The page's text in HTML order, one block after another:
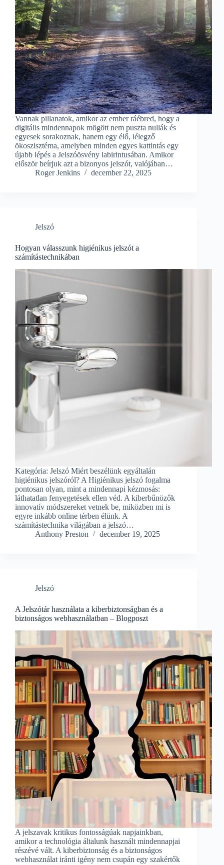
Vannak pillanatok, amikor az ember ráébred, hogy a
digitális mindennapok mögött nem puszta nullák és
egyesek sorakoznak, hanem egy élő, lélegző
ökoszisztéma, amelyben minden egyes kattintás egy
újabb lépés a Jelszóösvény labirintusában. Amikor
először beírjuk azt a bizonyos jelszót, valójában…
Roger Jenkins
december 22, 2025
Jelszó
Hogyan válasszunk higiénikus jelszót a
számítástechnikában
Kategória: Jelszó Miért beszélünk egyáltalán
higiénikus jelszóról? A Higiénikus jelszó fogalma
pontosan olyan, mint a mindennapi kézmosás:
láthatatlan fenyegetések ellen véd. A kiberbűnözők
innovatív módszereket vetnek be, miközben mi is
egyre inkább online térben élünk. A
számítástechnika világában a jelszó…
Anthony Preston
december 19, 2025
Jelszó
A Jelszótár használata a kiberbiztonságban és a
biztonságos webhasználatban – Blogposzt
A jelszavak kritikus fontosságúak napjainkban,
amikor a technológia általunk használt mindennapjai
részévé vált. A kiberbiztonság és a biztonságos
webhasználat iránti igény nem csupán egy szakértők